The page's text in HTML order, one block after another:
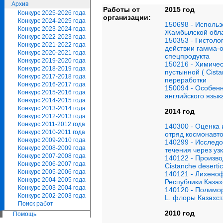
Архив
Конкурс 2025-2026 года
Конкурс 2024-2025 года
Конкурс 2023-2024 года
Конкурс 2022-2023 года
Конкурс 2021-2022 года
Конкурс 2020-2021 года
Конкурс 2019-2020 года
Конкурс 2018-2019 года
Конкурс 2017-2018 года
Конкурс 2016-2017 года
Конкурс 2015-2016 года
Конкурс 2014-2015 года
Конкурс 2013-2014 года
Конкурс 2012-2013 года
Конкурс 2011-2012 года
Конкурс 2010-2011 года
Конкурс 2009-2010 года
Конкурс 2008-2009 года
Конкурс 2007-2008 года
Конкурс 2006-2007 года
Конкурс 2005-2006 года
Конкурс 2004-2005 года
Конкурс 2003-2004 года
Конкурс 2002-2003 года
Поиск работ
Помощь
Работы от
организации:
2015 год
150698 -
Жамбылской
150353 -
действии гамма-
спецпродукта
150216 -
пустынной (
переработки
150094 -
английского
2014 год
140300 - Оценка
отряд
140299 -
течения через
140122 -
Cistanche
140121 -
Республики
140120 -
L. флоры
2010 год